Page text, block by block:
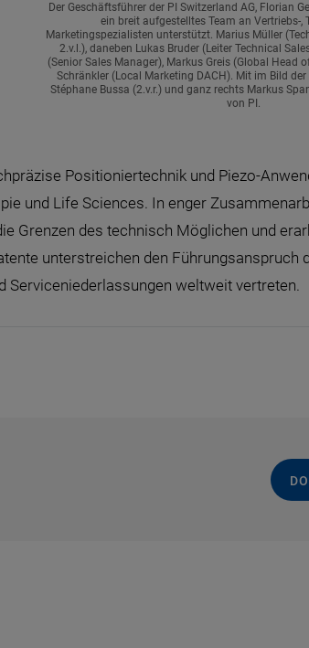
Der Geschäftsführer der PI Switzerland AG, Florian
ein breit aufgestelltes Team an Vertriebs-,
Marketingspezialisten unterstützt. Marius Müller
2.v.l.), daneben Lukas Bruder (Leiter Technical
(Senior Sales Manager), Markus Greis (Global Head
Schränkler (Local Marketing DACH). Mit im Bild der
Stéphane Bussa (2.v.r.) und ganz rechts Markus
von PI.
Positioniertechnik und Piezo-
und Life Sciences. In enger
Grenzen des technisch Möglichen und
unterstreichen den Führungsanspruch
Serviceniederlassungen weltweit vertreten.